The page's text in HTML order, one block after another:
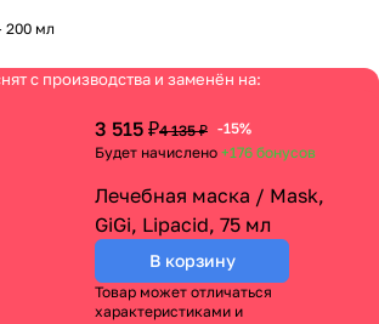
200 мл
с производства и заменён на:
3 515 ₽4 135 ₽ -15%
Будет начислено +176 бонусов
Лечебная маска / Mask,
GiGi, Lipacid, 75 мл
В корзину
Товар может отличаться
характеристиками и